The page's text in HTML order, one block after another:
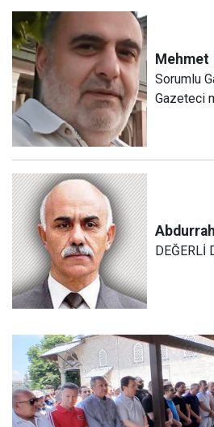
Mehmet
Sorumlu
Gazeteci
DEĞERLİ